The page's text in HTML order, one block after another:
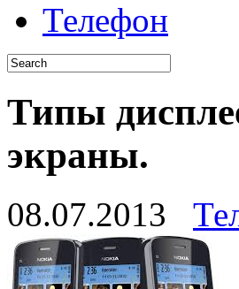
Телефон
Типы
экраны.
08.07.2013